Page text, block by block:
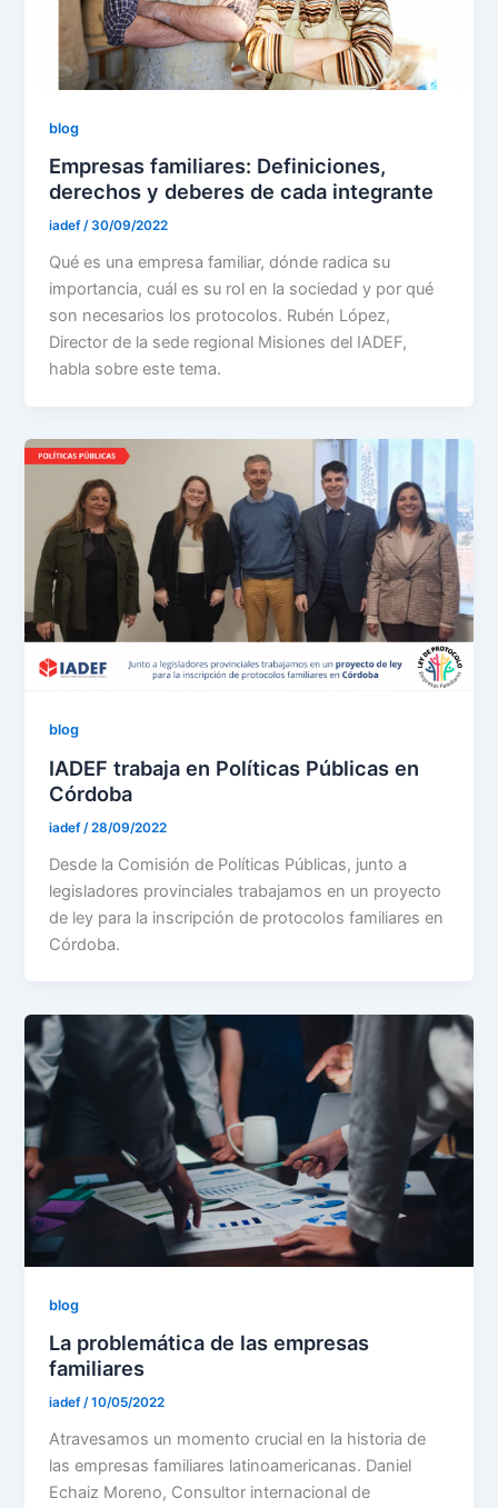
blog
Empresas familiares: Definiciones,
derechos y deberes de cada integrante
iadef/30/09/2022
Qué es una empresa familiar, dónde radica su
importancia, cuál es su rol en la sociedad y por qué
son necesarios los protocolos. Rubén López,
Director de la sede regional Misiones del IADEF,
habla sobre este tema.
blog
IADEF trabaja en Políticas Públicas en
Córdoba
iadef /28/09/2022
Desde la Comisión de Políticas Públicas, junto a
legisladores provinciales trabajamos en un proyecto
de ley para la inscripción de protocolos familiares en
Córdoba.
blog
La problemática de las empresas
familiares
iadef/10/05/2022
Atravesamos un momento crucial en la historia de
las empresas familiares latinoamericanas. Daniel
Echaiz Moreno, Consultor internacional de